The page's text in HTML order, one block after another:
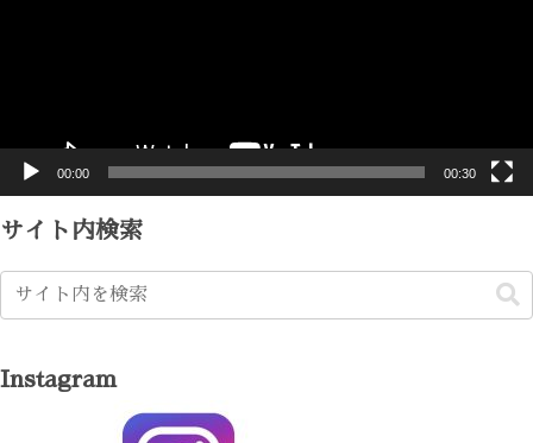
00:00 00:30
サイト内検索
Instagram